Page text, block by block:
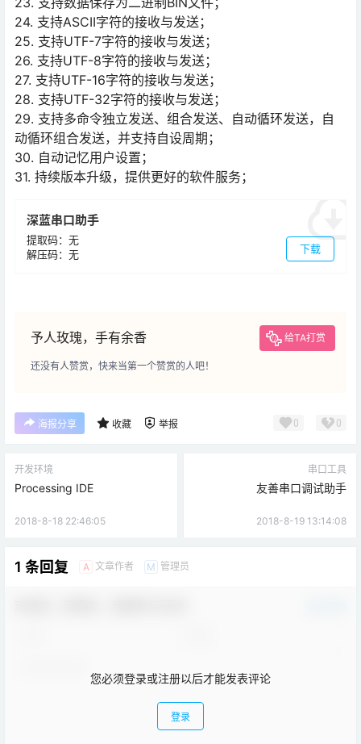
24. 支持ASCII字符的接收与发送；
25. 支持UTF-7字符的接收与发送；
26. 支持UTF-8字符的接收与发送；
27. 支持UTF-16字符的接收与发送；
28. 支持UTF-32字符的接收与发送；
29. 支持多命令独立发送、组合发送、自动循环发送，自
动循环组合发送，并支持自设周期；
30. 自动记忆用户设置；
31. 持续版本升级，提供更好的软件服务；
深蓝串口助手
提取码：无
解压码：无
下载
予人玫瑰，手有余香 给TA打赏
还没有人赞赏，快来当第一个赞赏的人吧！
海报分享 收藏 举报 0 0
开发环境
Processing IDE
2018-8-18 22:46:05
串口工具
友善串口调试助手
2018-8-19 13:14:08
1 条回复 A 文章作者 M 管理员
您必须登录或注册以后才能发表评论
登录